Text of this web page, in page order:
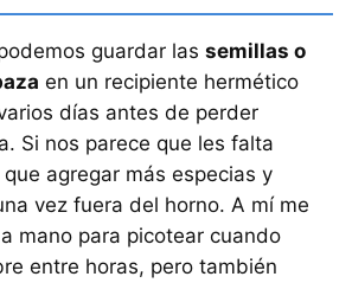
guardar las semillas o
en un recipiente hermético
días antes de perder
Si nos parece que les falta
agregar más especias y
vez fuera del horno. A mí me
mano para picotear cuando
entre horas, pero también